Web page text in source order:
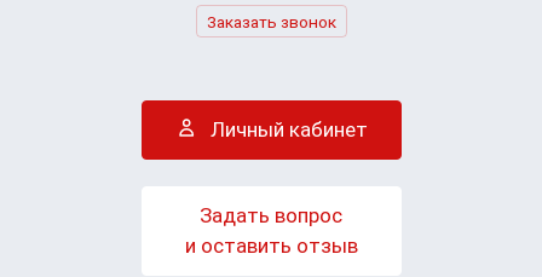
Заказать звонок
Личный кабинет
Задать вопрос
и оставить отзыв